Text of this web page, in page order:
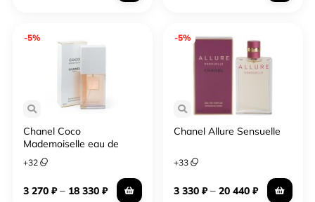
-5%
Chanel Coco
Mademoiselle eau de
Toilete
+32
3 270 ₽– 18 330 ₽
-5%
Chanel Allure Sensuelle
+33
3 330 ₽– 20 440 ₽